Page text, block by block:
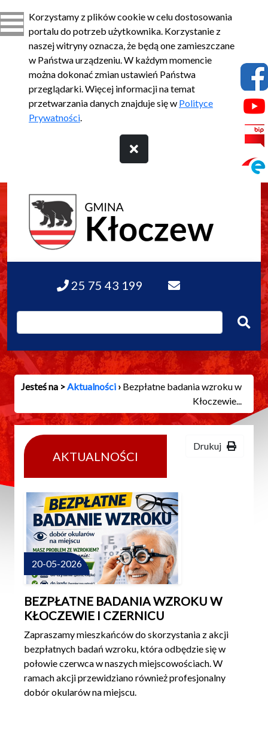
Korzystamy z plików cookie w celu dostosowania
portalu do potrzeb użytkownika. Korzystanie z
naszej witryny oznacza, że będą one zamieszczane
w Państwa urządzeniu. W każdym momencie
można dokonać zmian ustawień Państwa
przeglądarki. Więcej informacji na temat
przetwarzania danych znajduje się w Polityce
Prywatności.
25 75 43 199
Jesteś na >Aktualności › Bezpłatne badania wzroku w
Kłoczewie...
AKTUALNOŚCI
Drukuj
20-05-2026
BEZPŁATNE BADANIA WZROKU W
KŁOCZEWIE I CZERNICU
Zapraszamy mieszkańców do skorzystania z akcji
bezpłatnych badań wzroku, która odbędzie się w
połowie czerwca w naszych miejscowościach. W
ramach akcji przewidziano również profesjonalny
dobór okularów na miejscu.